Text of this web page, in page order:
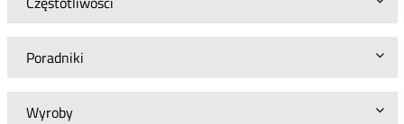
Poradniki
Wyroby